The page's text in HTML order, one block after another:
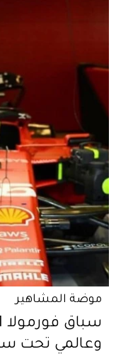
موضة المشاهير
وعالمي تحت